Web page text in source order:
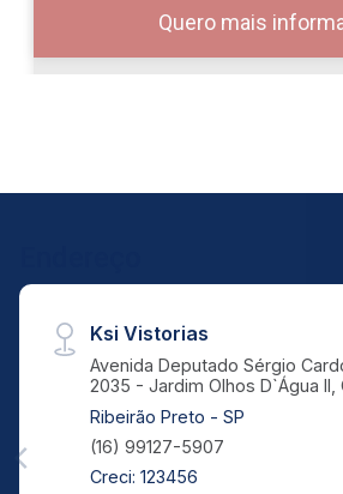
Quero mais
08:00
10:00 Continuar
Ksi Vistorias
Avenida Deputado Sérgio
2035 - Jardim Olhos D`Água II,
Ribeirão Preto - SP
(16) 99127-5907
Creci: 123456